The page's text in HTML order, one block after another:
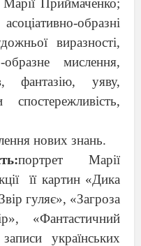
Марії Приймаченко;
асоціативно-образні
виразності,
образне мислення,
фантазію, уяву,
спостережливість,
нових знань.
портрет Марії
її картин «Дика
гуляє», «Загроза
», «Фантастичний
записи українських